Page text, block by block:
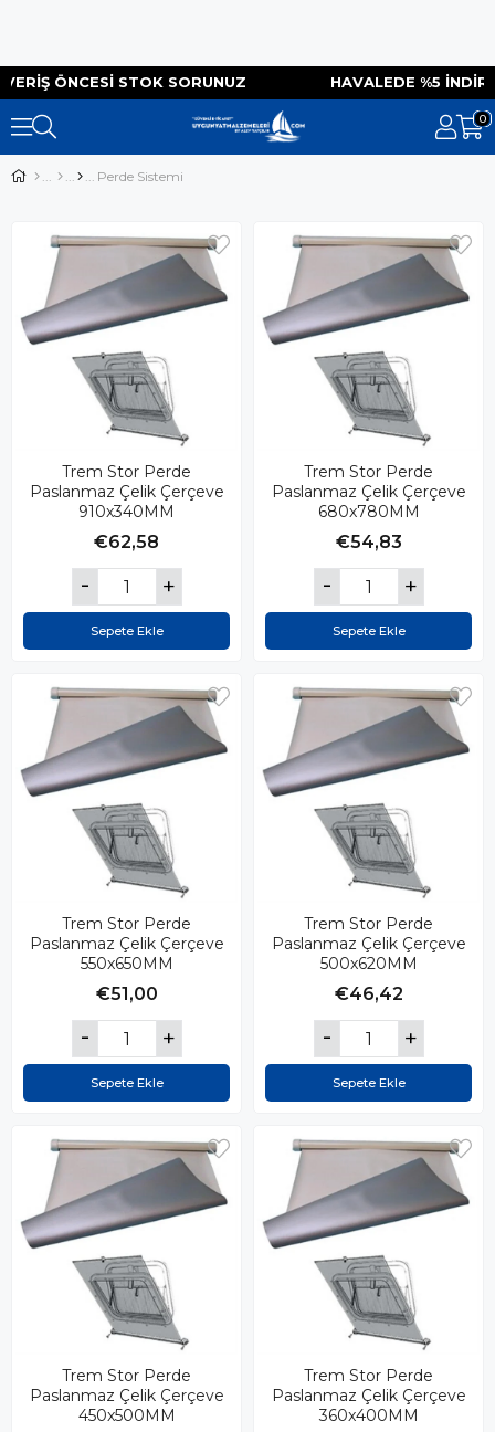
ÖNCESI STOK SORUNUZ HAVALEDE %5
0
Perde Sistemi
Trem Stor Perde
Paslanmaz Çelik Çerçeve
910x340MM
€62,58
Sepete Ekle
Trem Stor Perde
Paslanmaz Çelik Çerçeve
680x780MM
€54,83
Sepete Ekle
Trem Stor Perde
Paslanmaz Çelik Çerçeve
550x650MM
€51,00
Sepete Ekle
Trem Stor Perde
Paslanmaz Çelik Çerçeve
500x620MM
€46,42
Sepete Ekle
Trem Stor Perde
Paslanmaz Çelik Çerçeve
450x500MM
Trem Stor Perde
Paslanmaz Çelik Çerçeve
360x400MM